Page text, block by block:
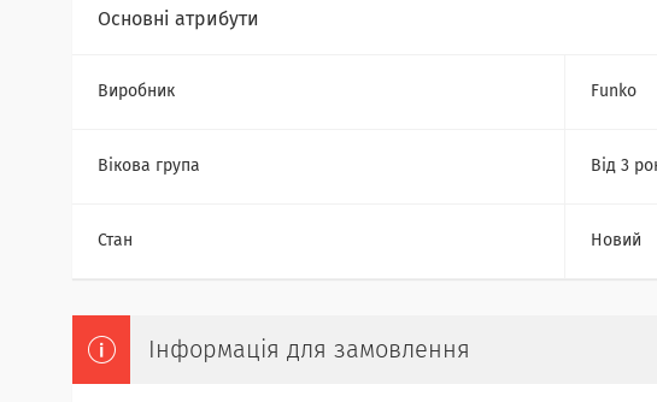
Основні атрибути
Виробник Funko
Вікова група Від 3
Стан Новий
Інформація для замовлення